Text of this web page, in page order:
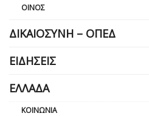
ΟΊΝΟΣ
ΔΙΚΑΙΟΣΎΝΗ – ΟΠΕΔ
ΕΙΔΉΣΕΙΣ
ΕΛΛΆΔΑ
ΚΟΙΝΩΝΊΑ